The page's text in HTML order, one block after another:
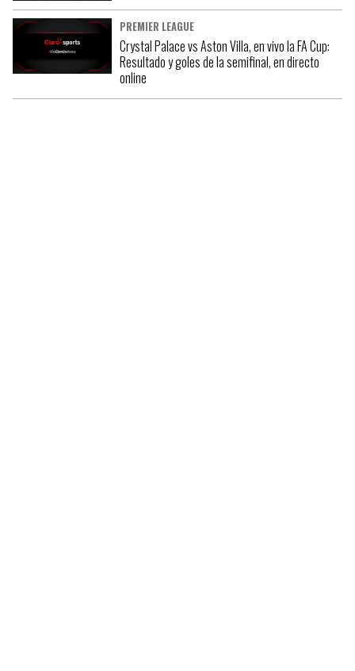
PREMIER LEAGUE
Crystal Palace vs Aston Villa, en vivo la FA Cup:
Resultado y goles de la semifinal, en directo
online